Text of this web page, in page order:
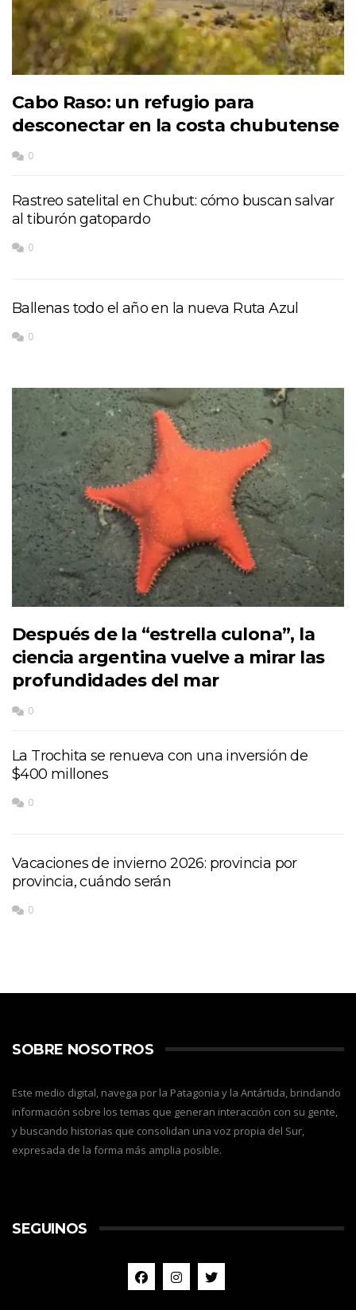
Cabo Raso: un refugio para
desconectar en la costa chubutense
0
Rastreo satelital en Chubut: cómo buscan salvar
al tiburón gatopardo
0
Ballenas todo el año en la nueva Ruta Azul
0
Después de la “estrella culona”, la
ciencia argentina vuelve a mirar las
profundidades del mar
0
La Trochita se renueva con una inversión de
$400 millones
0
Vacaciones de invierno 2026: provincia por
provincia, cuándo serán
0
SOBRE NOSOTROS
Este medio digital, navega por la Patagonia y la Antártida, brindando
información sobre los temas que generan interacción con su gente,
y buscando historias que consolidan una voz propia del Sur,
expresada de la forma más amplia posible.
SEGUINOS